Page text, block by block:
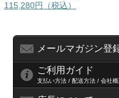
115,280円（税込）
メールマガジン登
ご利用ガイド
支払い方法 / 配送方法 / 会社